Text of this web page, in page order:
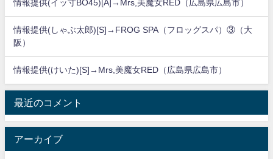
情報提供(イッ寸BO45)[A]→Mrs,美魔女RED（広島県広島市）
情報提供(しゃぶ太郎)[S]→FROG SPA（フロッグスパ）③（大
阪）
情報提供(けいた)[S]→Mrs,美魔女RED（広島県広島市）
最近のコメント
アーカイブ